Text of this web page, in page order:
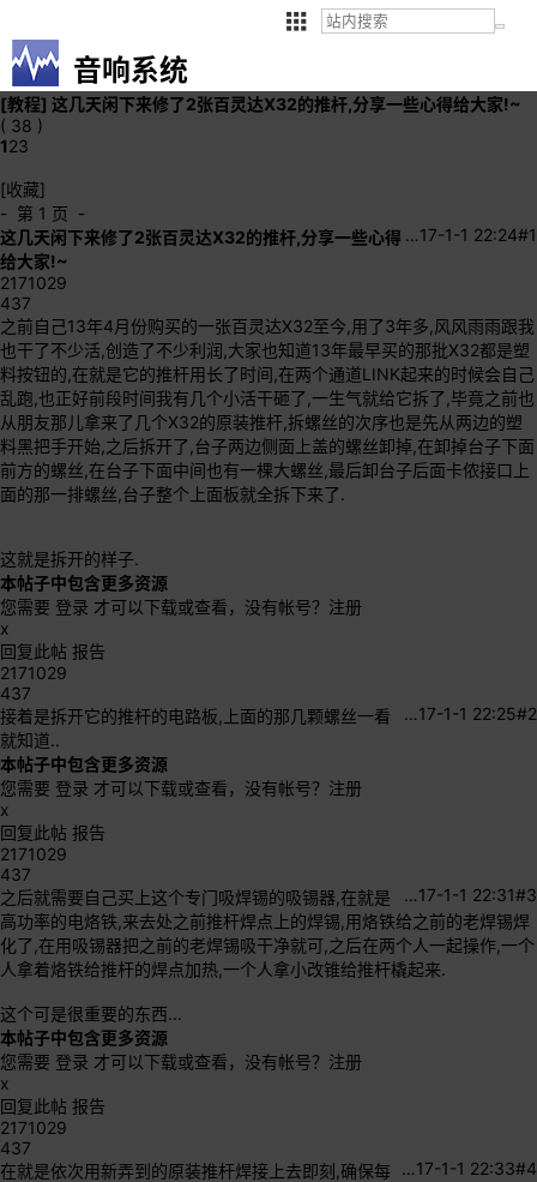
音响系统
[教程] 这几天闲下来修了2张百灵达X32的推杆,分享一些心得给大家!~
( 38 )
123
[收藏]
- 第 1 页 -
#1
17-1-1 22:24
…
这几天闲下来修了2张百灵达X32的推杆,分享一些心得
给大家!~
2171029
437
之前自己13年4月份购买的一张百灵达X32至今,用了3年多,风风雨雨跟我
也干了不少活,创造了不少利润,大家也知道13年最早买的那批X32都是塑
料按钮的,在就是它的推杆用长了时间,在两个通道LINK起来的时候会自己
乱跑,也正好前段时间我有几个小活干砸了,一生气就给它拆了,毕竟之前也
从朋友那儿拿来了几个X32的原装推杆,拆螺丝的次序也是先从两边的塑
料黑把手开始,之后拆开了,台子两边侧面上盖的螺丝卸掉,在卸掉台子下面
前方的螺丝,在台子下面中间也有一棵大螺丝,最后卸台子后面卡侬接口上
面的那一排螺丝,台子整个上面板就全拆下来了.
这就是拆开的样子.
本帖子中包含更多资源
您需要 登录 才可以下载或查看，没有帐号？ 注册
x
回复此帖 报告
2171029
437
#2
17-1-1 22:25
…
接着是拆开它的推杆的电路板,上面的那几颗螺丝一看
就知道..
本帖子中包含更多资源
您需要 登录 才可以下载或查看，没有帐号？ 注册
x
回复此帖 报告
2171029
437
#3
17-1-1 22:31
…
之后就需要自己买上这个专门吸焊锡的吸锡器,在就是
高功率的电烙铁,来去处之前推杆焊点上的焊锡,用烙铁给之前的老焊锡焊
化了,在用吸锡器把之前的老焊锡吸干净就可,之后在两个人一起操作,一个
人拿着烙铁给推杆的焊点加热,一个人拿小改锥给推杆橇起来.
这个可是很重要的东西...
本帖子中包含更多资源
您需要 登录 才可以下载或查看，没有帐号？ 注册
x
回复此帖 报告
2171029
437
#4
17-1-1 22:33
…
在就是依次用新弄到的原装推杆焊接上去即刻,确保每